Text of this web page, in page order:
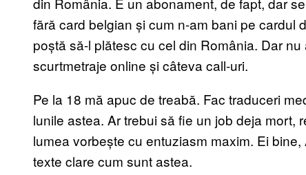
fără card belgian și cum n-am bani pe cardul
poștă să-l plătesc cu cel din România. Dar
scurtmetraje online și câteva call-uri.
Pe la 18 mă apuc de treabă. Fac traduceri
lunile astea. Ar trebui să fie un job deja mort,
lumea vorbește cu entuziasm maxim. Ei
texte clare cum sunt astea.